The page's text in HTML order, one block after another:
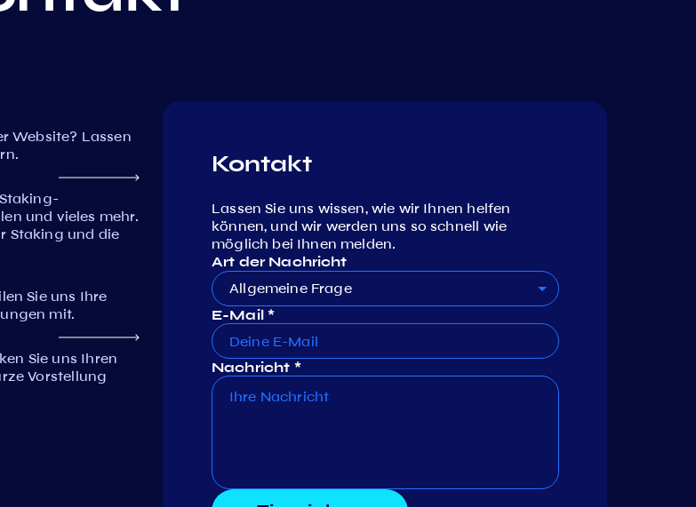
Website? Lassen
und vieles mehr.
Staking und die
Sie uns Ihre
mit.
Sie uns Ihren
Vorstellung
Kontakt
Lassen Sie uns wissen, wie wir Ihnen helfen
können, und wir werden uns so schnell wie
möglich bei Ihnen melden.
Art der Nachricht
Allgemeine Frage
E-Mail *
Nachricht *